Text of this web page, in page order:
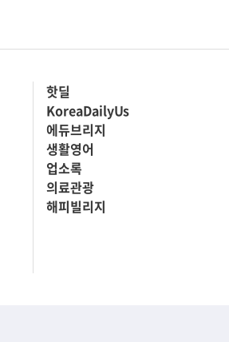
핫딜
KoreaDailyUs
에듀브리지
생활영어
업소록
의료관광
해피빌리지